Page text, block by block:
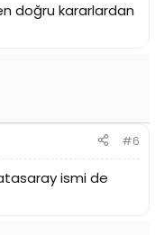
doğru kararlardan
#6
ismi de